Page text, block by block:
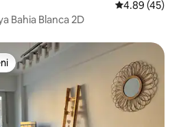
Ukadiriaji wa
4.89 (45)
Bahia Blanca 2D